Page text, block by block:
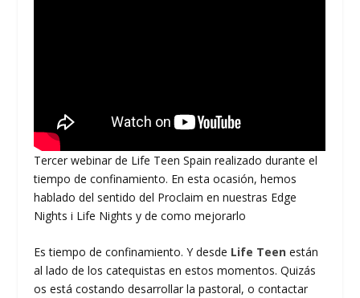
Tercer webinar de Life Teen Spain realizado durante el
tiempo de confinamiento. En esta ocasión, hemos
hablado del sentido del Proclaim en nuestras Edge
Nights i Life Nights y de como mejorarlo
Es tiempo de confinamiento. Y desde Life Teen están
al lado de los catequistas en estos momentos. Quizás
os está costando desarrollar la pastoral, o contactar